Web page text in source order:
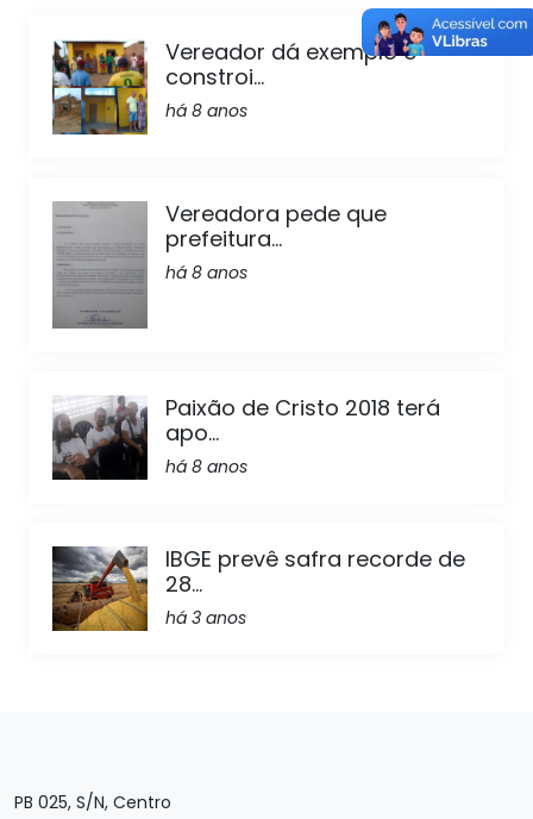
Vereador dá exemplo e
constroi...
há 8 anos
Vereadora pede que
prefeitura...
há 8 anos
Paixão de Cristo 2018 terá
apo...
há 8 anos
IBGE prevê safra recorde de
28...
há 3 anos
PB 025, S/N, Centro